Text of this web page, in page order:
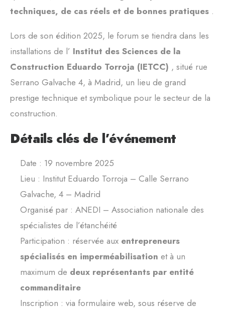
techniques, de cas réels et de bonnes pratiques .
Lors de son édition 2025, le forum se tiendra dans les
installations de l’ Institut des Sciences de la
Construction Eduardo Torroja (IETCC) , situé rue
Serrano Galvache 4, à Madrid, un lieu de grand
prestige technique et symbolique pour le secteur de la
construction.
Détails clés de l’événement
Date : 19 novembre 2025
Lieu : Institut Eduardo Torroja – Calle Serrano
Galvache, 4 – Madrid
Organisé par : ANEDI – Association nationale des
spécialistes de l’étanchéité
Participation : réservée aux entrepreneurs
spécialisés en imperméabilisation et à un
maximum de deux représentants par entité
commanditaire
Inscription : via formulaire web, sous réserve de